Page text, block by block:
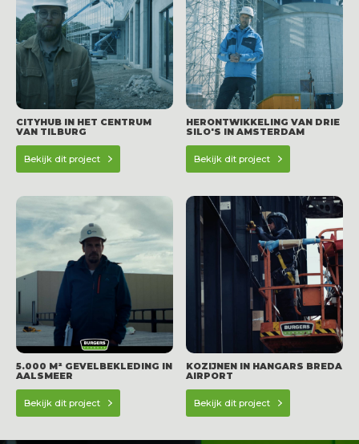
CITYHUB IN HET CENTRUM
VAN TILBURG
Bekijk dit project
HERONTWIKKELING VAN DRIE
SILO'S IN AMSTERDAM
Bekijk dit project
5.000 M² GEVELBEKLEDING IN
AALSMEER
Bekijk dit project
KOZIJNEN IN HANGARS BREDA
AIRPORT
Bekijk dit project